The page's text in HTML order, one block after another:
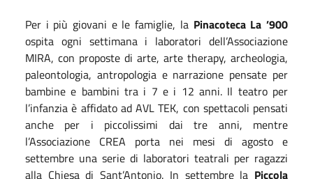
Per i più giovani e le famiglie, la Pinacoteca La ’900
ospita ogni settimana i laboratori dell’Associazione
MIRA, con proposte di arte, arte therapy, archeologia,
paleontologia, antropologia e narrazione pensate per
bambine e bambini tra i 7 e i 12 anni. Il teatro per
l’infanzia è affidato ad AVL TEK, con spettacoli pensati
anche per i piccolissimi dai tre anni, mentre
l’Associazione CREA porta nei mesi di agosto e
settembre una serie di laboratori teatrali per ragazzi
alla Chiesa di Sant’Antonio. In settembre la Piccola